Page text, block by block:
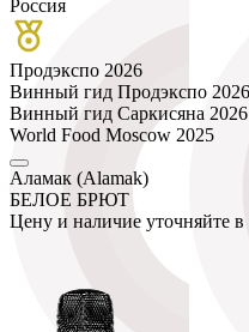
Россия
Продэкспо 2026
Винный гид Продэкспо 2026
Винный гид Саркисяна 2026
World Food Moscow 2025
Аламак (Alamak)
БЕЛОЕ БРЮТ
Цену и наличие уточняйте в